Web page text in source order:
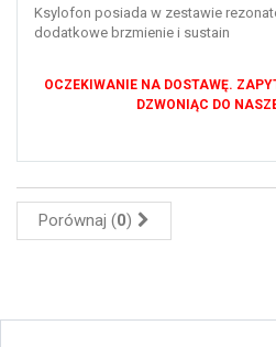
Ksylofon posiada w zestawie
dodatkowe brzmienie i sustain
OCZEKIWANIE NA DOSTAWĘ.
DZWONIĄC DO
Porównaj (0)